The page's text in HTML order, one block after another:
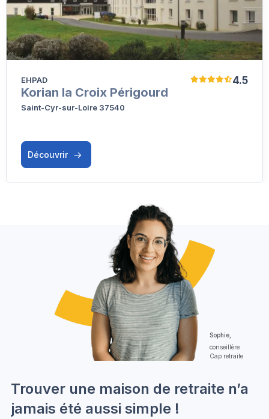
4.5
EHPAD
Korian la Croix Périgourd
Saint-Cyr-sur-Loire 37540
Découvrir
Sophie,
conseillère
Cap retraite
Trouver une maison de retraite n’a
jamais été aussi simple !